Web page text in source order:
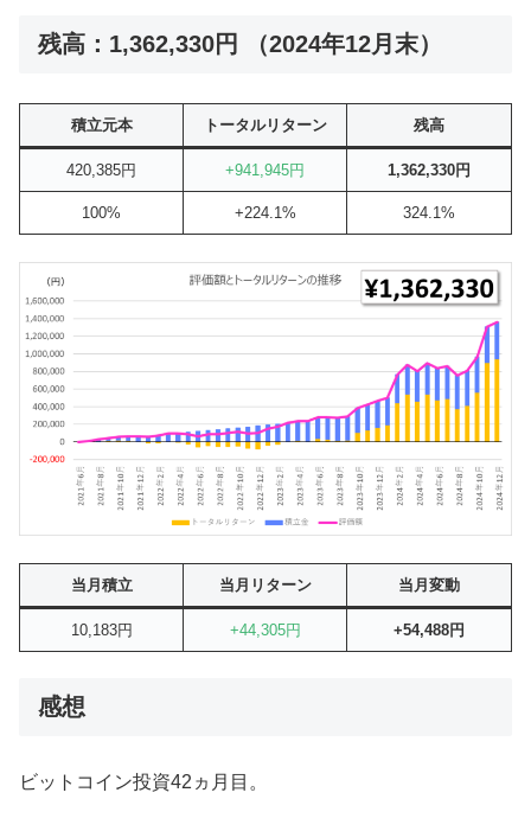
残高：1,362,330円 （2024年12月末）
積立元本 トータルリターン 残高
420,385円 +941,945円 1,362,330円
100% +224.1% 324.1%
当月積立 当月リターン 当月変動
10,183円 +44,305円 +54,488円
感想
ビットコイン投資42ヵ月目。